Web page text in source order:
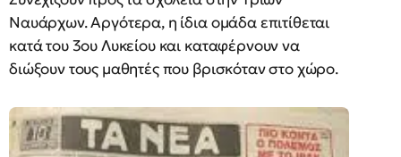
Nαυάρχων. Aργότερα, η ίδια ομάδα επιτίθεται
κατά του 3ου Λυκείου και καταφέρνουν να
διώξουν τους μαθητές που βρισκόταν στο χώρο.